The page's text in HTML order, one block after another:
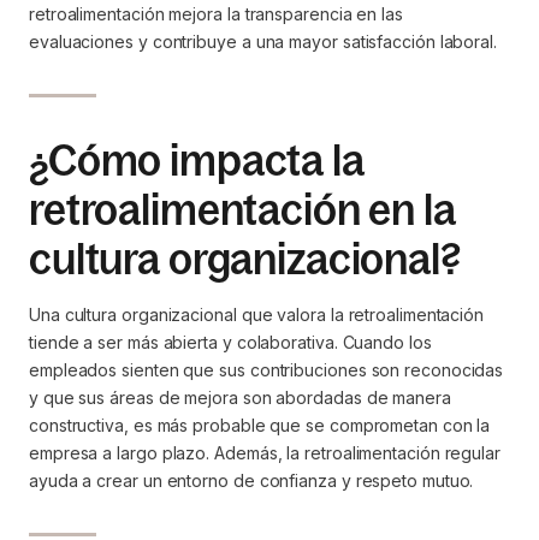
retroalimentación mejora la transparencia en las
evaluaciones y contribuye a una mayor satisfacción laboral.
¿Cómo impacta la
retroalimentación en la
cultura organizacional?
Una cultura organizacional que valora la retroalimentación
tiende a ser más abierta y colaborativa. Cuando los
empleados sienten que sus contribuciones son reconocidas
y que sus áreas de mejora son abordadas de manera
constructiva, es más probable que se comprometan con la
empresa a largo plazo. Además, la retroalimentación regular
ayuda a crear un entorno de confianza y respeto mutuo.